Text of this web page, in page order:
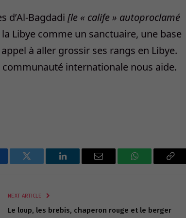
d’Al-Bagdadi [le « calife » autoproclamé
Libye comme un sanctuaire, une base
à aller grossir ses rangs en Libye.
internationale nous aide.
Twitter LinkedIn Email WhatsApp
NEXT ARTICLE
Le loup, les brebis, chaperon rouge et le berger